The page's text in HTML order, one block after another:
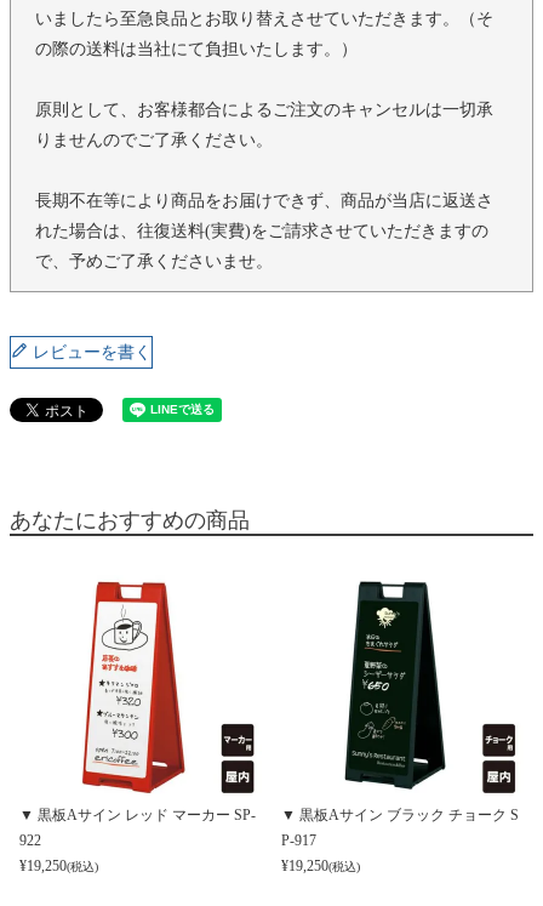
いましたら至急良品とお取り替えさせていただきます。（そ
の際の送料は当社にて負担いたします。）
原則として、お客様都合によるご注文のキャンセルは一切承
りませんのでご了承ください。
長期不在等により商品をお届けできず、商品が当店に返送さ
れた場合は、往復送料(実費)をご請求させていただきますの
で、予めご了承くださいませ。
レビューを書く
あなたにおすすめの商品
▼ 黒板Aサイン レッド マーカー SP-
922
¥19,250(税込)
▼ 黒板Aサイン ブラック チョーク S
P-917
¥19,250(税込)